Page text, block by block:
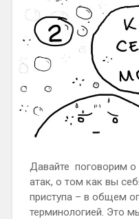
Давайте поговорим о
атак, о том как вы
приступа – в общем
терминологией. Это